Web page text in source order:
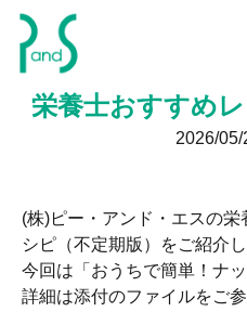
栄養士おすすめレ
2026/
(株)ピー・アンド・エスの
シピ（不定期版）をご紹介し
今回は「おうちで簡単！ナ
詳細は添付のファイルをご参